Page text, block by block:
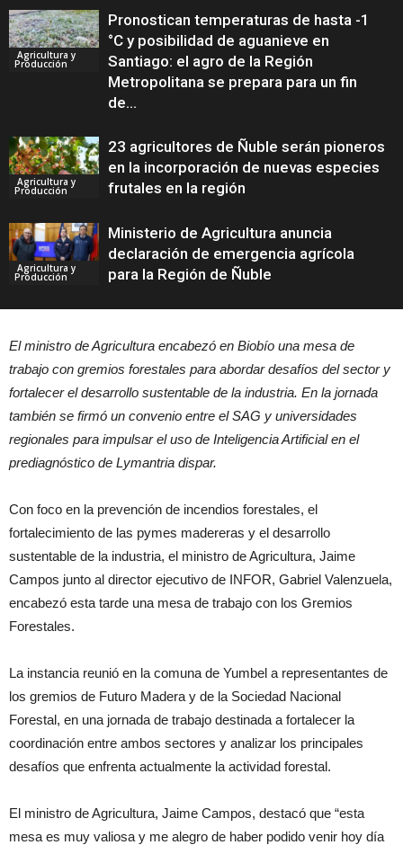
Agricultura y
Producción
Pronostican temperaturas de hasta -1
°C y posibilidad de aguanieve en
Santiago: el agro de la Región
Metropolitana se prepara para un fin
de...
Agricultura y
Producción
23 agricultores de Ñuble serán pioneros
en la incorporación de nuevas especies
frutales en la región
Agricultura y
Producción
Ministerio de Agricultura anuncia
declaración de emergencia agrícola
para la Región de Ñuble
El ministro de Agricultura encabezó en Biobío una mesa de
trabajo con gremios forestales para abordar desafíos del sector y
fortalecer el desarrollo sustentable de la industria. En la jornada
también se firmó un convenio entre el SAG y universidades
regionales para impulsar el uso de Inteligencia Artificial en el
prediagnóstico de Lymantria dispar.
Con foco en la prevención de incendios forestales, el
fortalecimiento de las pymes madereras y el desarrollo
sustentable de la industria, el ministro de Agricultura, Jaime
Campos junto al director ejecutivo de INFOR, Gabriel Valenzuela,
encabezó esta tarde una mesa de trabajo con los Gremios
Forestales.
La instancia reunió en la comuna de Yumbel a representantes de
los gremios de Futuro Madera y de la Sociedad Nacional
Forestal, en una jornada de trabajo destinada a fortalecer la
coordinación entre ambos sectores y analizar los principales
desafíos que enfrenta actualmente la actividad forestal.
El ministro de Agricultura, Jaime Campos, destacó que “esta
mesa es muy valiosa y me alegro de haber podido venir hoy día